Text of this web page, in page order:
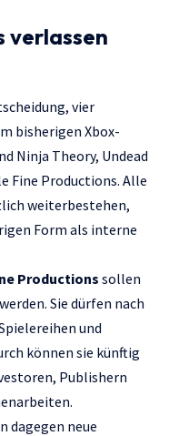
verlassen
vier
bisherigen Xbox-
Ninja Theory, Undead
Fine Productions. Alle
weiterbestehen,
Form als interne
Productionssollen
Sie dürfen nach
und
können sie künftig
Publishern
dagegen neue